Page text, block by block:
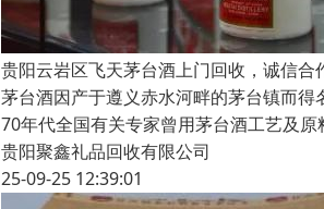
贵阳云岩区飞天茅台酒上门回收，诚信合
茅台酒因产于遵义赤水河畔的茅台镇而
70年代全国有关专家曾用茅台酒工艺及
贵阳聚鑫礼品回收有限公司
25-09-25 12:39:01